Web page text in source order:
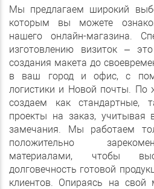
Мы предлагаем широкий
которым вы можете
нашего онлайн-магазина.
изготовлению визиток –
создания макета до
в ваш город и офис, с
логистики и Новой почты. По
создаем как стандартные,
проекты на заказ,
замечания. Мы работаем
положительно
материалами, чтобы
долговечность готовой
клиентов. Опираясь на